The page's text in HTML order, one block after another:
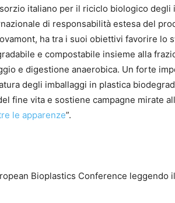
italiano per il riciclo biologico degli
di responsabilità estesa del
ha tra i suoi obiettivi favorire lo
e compostabile insieme alla
e digestione anaerobica. Un forte
degli imballaggi in plastica
fine vita e sostiene campagne mirate
le apparenze”.
Bioplastics Conference leggendo il